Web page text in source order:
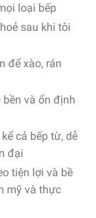
loại bếp
sau khi tôi
để xào, rán
và ổn định
cả bếp từ, dễ
đại
tiện lợi và bề
mỹ và thực